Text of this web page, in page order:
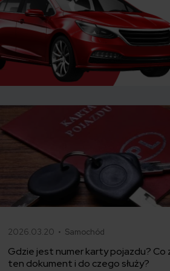
2026.03.20 • Samochód
Gdzie jest numer karty pojazdu? Co
ten dokument i do czego służy?